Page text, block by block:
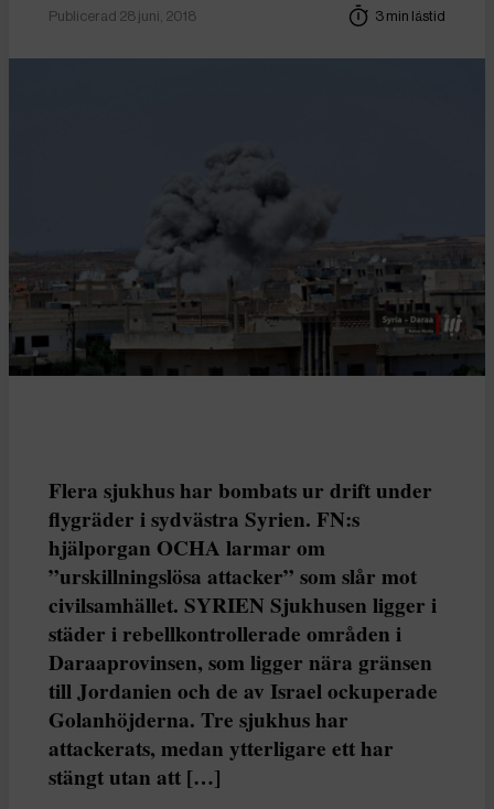
Publicerad 28 juni, 2018 3 min lästid
Flera sjukhus har bombats ur drift under
flygräder i sydvästra Syrien. FN:s
hjälporgan OCHA larmar om
”urskillningslösa attacker” som slår mot
civilsamhället. SYRIEN Sjukhusen ligger i
städer i rebellkontrollerade områden i
Daraaprovinsen, som ligger nära gränsen
till Jordanien och de av Israel ockuperade
Golanhöjderna. Tre sjukhus har
attackerats, medan ytterligare ett har
stängt utan att […]